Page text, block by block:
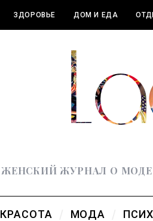
ЗДОРОВЬЕ ДОМ И ЕДА
ЖЕНСКИЙ ЖУРНАЛ О МОДЕ
КРАСОТА МОДА